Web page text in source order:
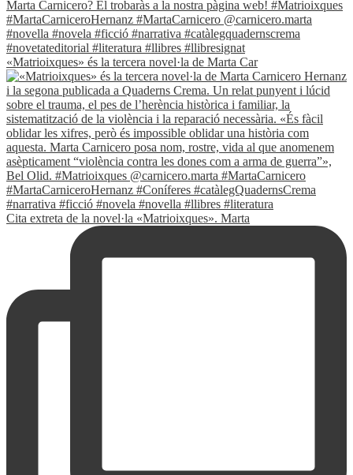
«Matrioixques» és la tercera novel·la de Marta Car
Cita extreta de la novel·la «Matrioixques». Marta